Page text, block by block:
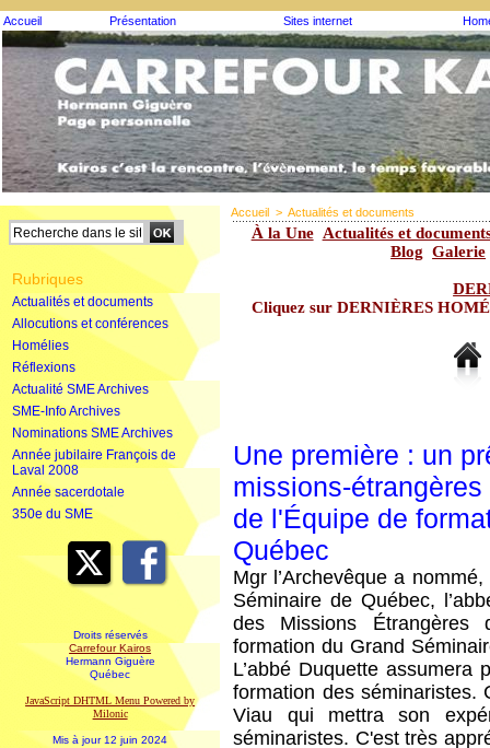
Accueil Présentation Sites internet
Rubriques
Actualités et documents
Allocutions et conférences
Homélies
Réflexions
Actualité SME Archives
SME-Info Archives
Nominations SME Archives
Année jubilaire François de
Laval 2008
Année sacerdotale
350e du SME
Droits réservés
Carrefour Kairos
Hermann Giguère
Québec
JavaScript DHTML Menu Powered by
Milonic
Mis à jour 12 juin 2024
Accueil > Actualités et documents
À la Une Actualités et
Blog Galerie
Cliquez sur DERNIÈRES
Une première : un
missions-
de l'Équipe de
Québec
Mgr l’Archevêque a
Séminaire de Québec,
des Missions Étrangères
formation du Grand
L’abbé Duquette assumera
formation des séminaristes.
Viau qui mettra son
séminaristes. C'est très